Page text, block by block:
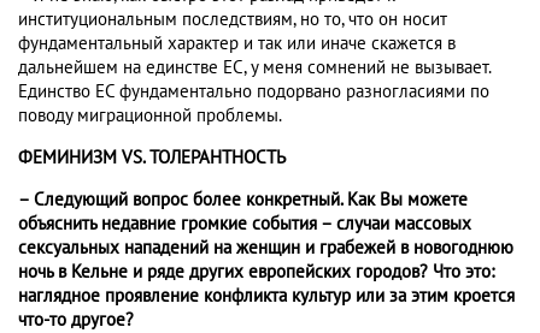
институциональным последствиям, но то, что он носит
фундаментальный характер и так или иначе скажется в
дальнейшем на единстве ЕС, у меня сомнений не вызывает.
Единство ЕС фундаментально подорвано разногласиями по
поводу миграционной проблемы.
ФЕМИНИЗМ VS. ТОЛЕРАНТНОСТЬ
– Следующий вопрос более конкретный. Как Вы можете
объяснить недавние громкие события – случаи массовых
сексуальных нападений на женщин и грабежей в новогоднюю
ночь в Кельне и ряде других европейских городов? Что это:
наглядное проявление конфликта культур или за этим кроется
что-то другое?